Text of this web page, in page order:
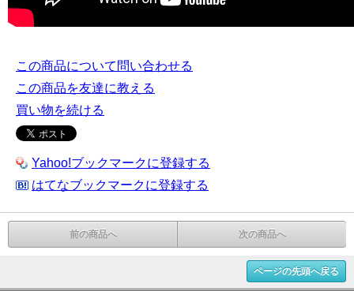
この商品について問い合わせる
この商品を友達に教える
買い物を続ける
Yahoo!ブックマークに登録する
はてなブックマークに登録する
前の商品へ 次の商品へ
ページの先頭へ戻る